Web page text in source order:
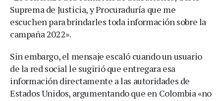
Suprema de Justicia, y Procuraduría que me
escuchen para brindarles toda información sobre la
campaña 2022».
Sin embargo, el mensaje escaló cuando un usuario
de la red social le sugirió que entregara esa
información directamente a las autoridades de
Estados Unidos, argumentando que en Colombia «no